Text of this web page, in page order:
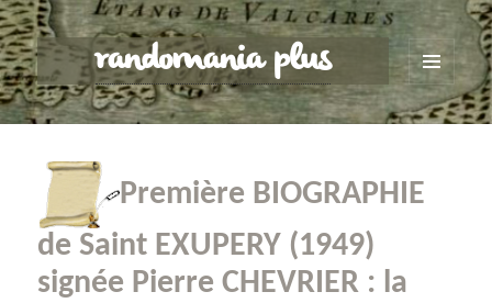
randomania plus
MENU
ET
WIDGETS
Première BIOGRAPHIE
de Saint EXUPERY (1949)
signée Pierre CHEVRIER : la